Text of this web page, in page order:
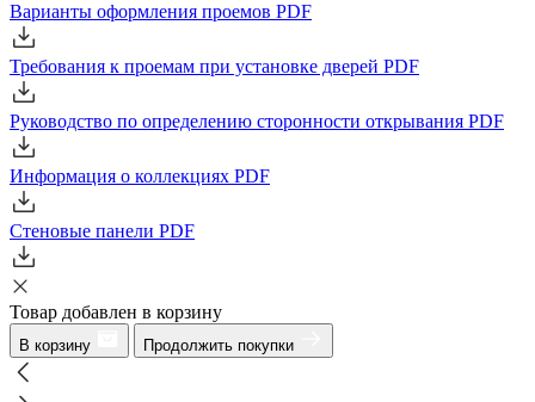
Варианты оформления проемов PDF
Требования к проемам при установке дверей PDF
Руководство по определению сторонности открывания PDF
Информация о коллекциях PDF
Стеновые панели PDF
Товар добавлен в корзину
В корзину Продолжить покупки